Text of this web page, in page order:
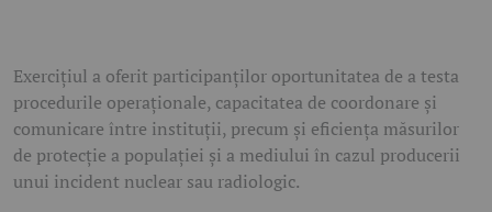
Exercițiul a oferit participanților oportunitatea de a testa
procedurile operaționale, capacitatea de coordonare și
comunicare între instituții, precum și eficiența măsurilor
de protecție a populației și a mediului în cazul producerii
unui incident nuclear sau radiologic.